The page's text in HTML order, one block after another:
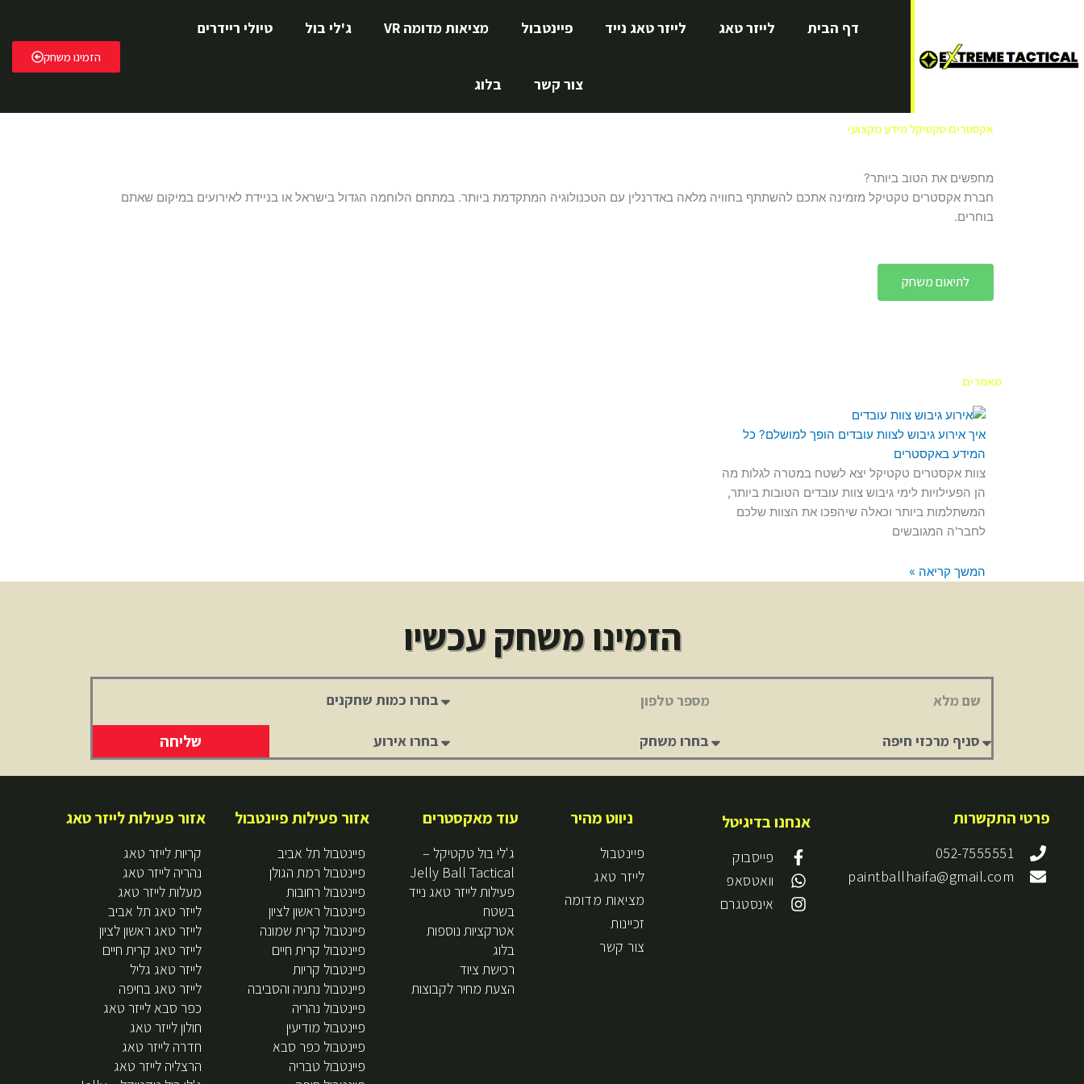
דף הבית לייזר טאג לייזר טאג נייד פיינטבול מציאות מדומה VR ג'לי בול טיולי ריידרים
צור קשר בלוג
הזמינו משחק
אקסטרים טקטיקלמידע מקצועי
מחפשים את הטוב ביותר?
חברת אקסטרים טקטיקל מזמינה אתכם להשתתף בחוויה מלאה באדרנלין עם הטכנולוגיה המתקדמת ביותר. במתחם הלוחמה הגדול בישראל או בניידת לאירועים במיקום שאתם
בוחרים.
לתיאום משחק
מאמרים
איך אירוע גיבוש לצוות עובדים הופך למושלם? כל
המידע באקסטרים
צוות אקסטרים טקטיקל יצא לשטח במטרה לגלות מה
הן הפעילויות לימי גיבוש צוות עובדים הטובות ביותר,
המשתלמות ביותר וכאלה שיהפכו את הצוות שלכם
לחבר'ה המגובשים
המשך קריאה »
הזמינו משחק עכשיו
שחקנים
איזור
בארץ
סוג
המשחק
סוג
האירוע
שליחה
פרטי התקשרות
052-7555551
paintballhaifa@gmail.com
אנחנו בדיגיטל
פייסבוק
וואטסאפ
אינסטגרם
ניווט מהיר
פיינטבול
לייזר טאג
מציאות מדומה
זכיינות
צור קשר
עוד מאקסטרים
ג'לי בול טקטיקל –
Jelly Ball Tactical
פעילות לייזר טאג נייד
בשטח
אטרקציות נוספות
בלוג
רכישת ציוד
הצעת מחיר לקבוצות
אזור פעילות פיינטבול
פיינטבול תל אביב
פיינטבול רמת הגולן
פיינטבול רחובות
פיינטבול ראשון לציון
פיינטבול קרית שמונה
פיינטבול קרית חיים
פיינטבול קריות
פיינטבול נתניה והסביבה
פיינטבול נהריה
פיינטבול מודיעין
פיינטבול כפר סבא
פיינטבול טבריה
אזור פעילות לייזר טאג
קריות לייזר טאג
נהריה לייזר טאג
מעלות לייזר טאג
לייזר טאג תל אביב
לייזר טאג ראשון לציון
לייזר טאג קרית חיים
לייזר טאג גליל
לייזר טאג בחיפה
כפר סבא לייזר טאג
חולון לייזר טאג
חדרה לייזר טאג
הרצליה לייזר טאג